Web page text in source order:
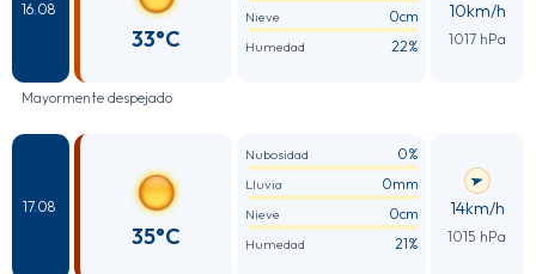
16.08
33°C
Nieve 0cm
Humedad 22%
10km/h
1017 hPa
Mayormente despejado
17.08
35°C
Nubosidad 0%
Lluvia 0mm
Nieve 0cm
Humedad 21%
14km/h
1015 hPa